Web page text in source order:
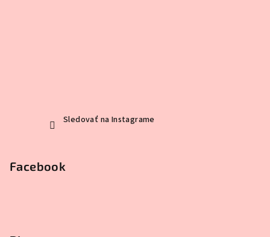
Sledovať na Instagrame
Facebook